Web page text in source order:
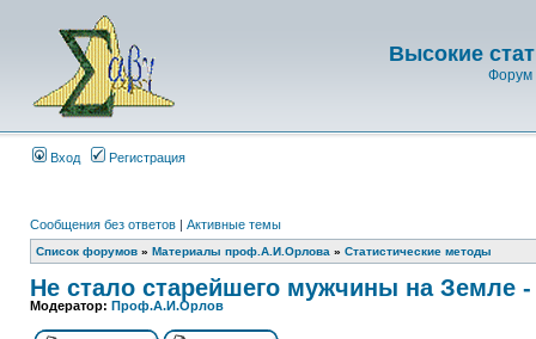
Высокие
Форум
Вход Регистрация
Сообщения без ответов | Активные темы
Список форумов » Материалы проф.А.И.Орлова » Статистические методы
Не стало старейшего мужчины на Земле -
Модератор: Проф.А.И.Орлов